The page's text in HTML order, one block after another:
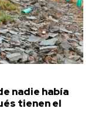
nadie había
tienen el